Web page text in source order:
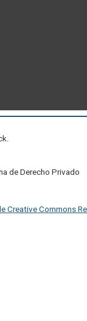
de Derecho Privado
Creative Commons